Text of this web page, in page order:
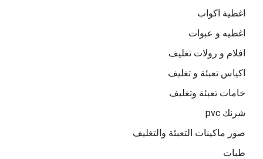
اغطية اكواب
اغطيه و عبوات
افلام و رولات تغليف
اكياس تعبئة و تغليف
خامات تعبئة وتغليف
شرنك pvc
صور ماكينات التعبئة والتغليف
طبات